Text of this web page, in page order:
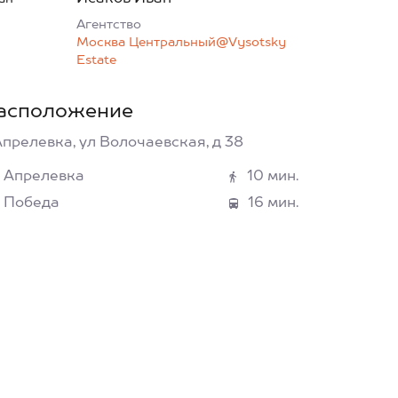
Агентcтво
Москва Центральный@Vysotsky
Estate
ул Волочаевская, д 38
Апрелевка
10 мин.
Победа
16 мин.